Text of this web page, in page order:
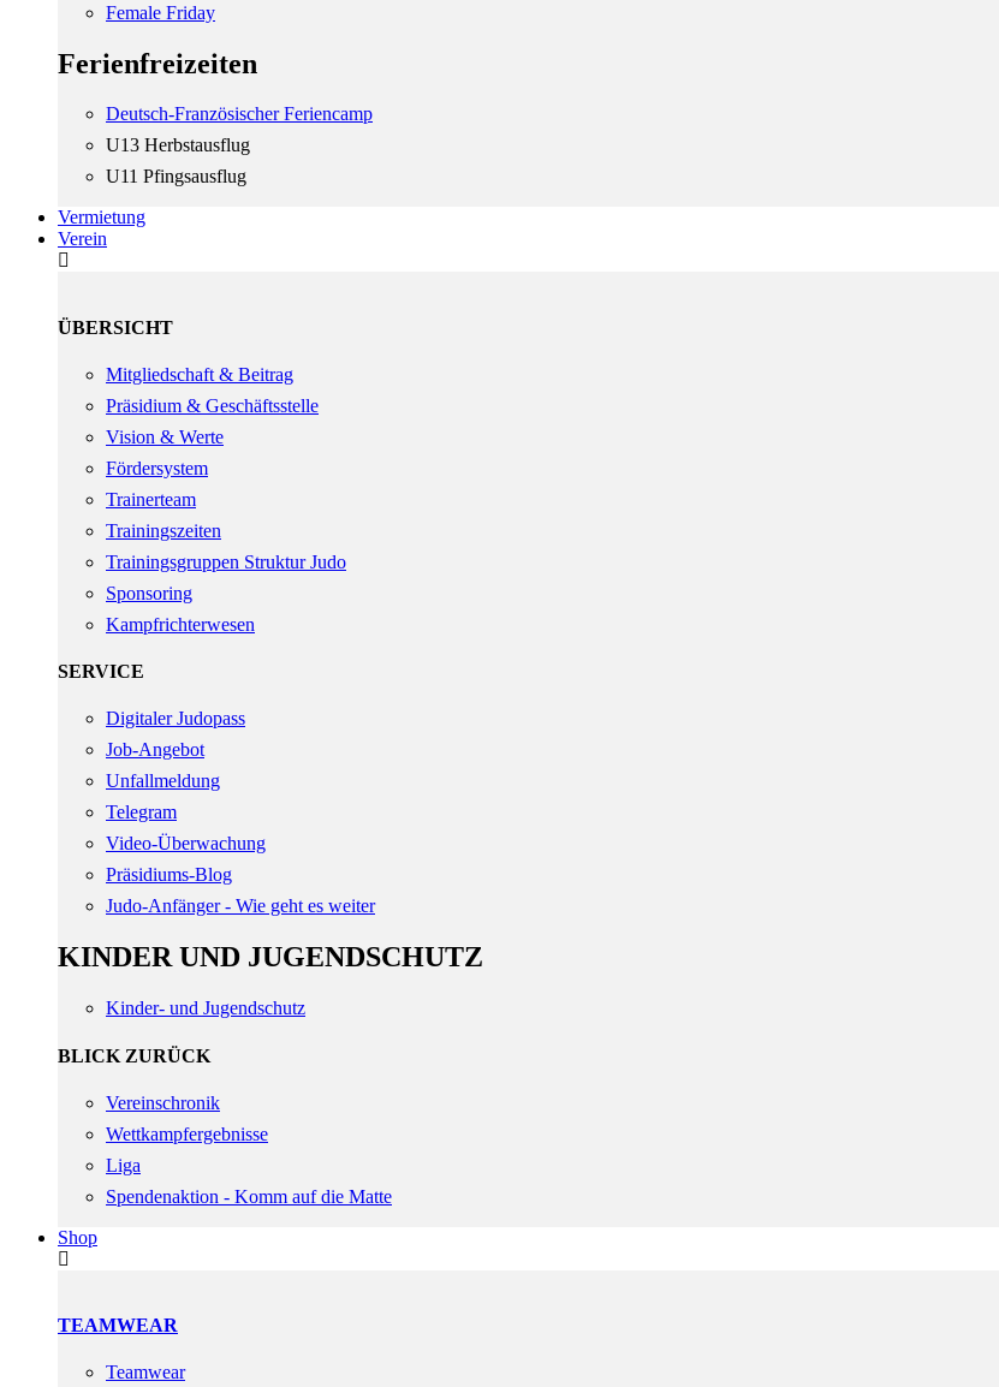
Female Friday
Ferienfreizeiten
Deutsch-Französischer Feriencamp
U13 Herbstausflug
U11 Pfingsausflug
Vermietung
Verein
ÜBERSICHT
Mitgliedschaft & Beitrag
Präsidium & Geschäftsstelle
Vision & Werte
Fördersystem
Trainerteam
Trainingszeiten
Trainingsgruppen Struktur Judo
Sponsoring
Kampfrichterwesen
SERVICE
Digitaler Judopass
Job-Angebot
Unfallmeldung
Telegram
Video-Überwachung
Präsidiums-Blog
Judo-Anfänger - Wie geht es weiter
KINDER UND JUGENDSCHUTZ
Kinder- und Jugendschutz
BLICK ZURÜCK
Vereinschronik
Wettkampfergebnisse
Liga
Spendenaktion - Komm auf die Matte
Shop
TEAMWEAR
Teamwear